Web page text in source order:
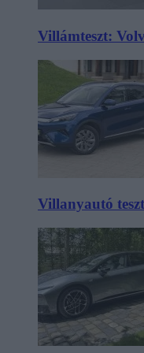
Villámteszt:
Villanyautó